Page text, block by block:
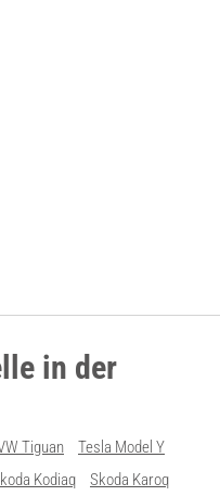
in der
Tiguan
Tesla Model Y
Kodiaq Skoda Karoq